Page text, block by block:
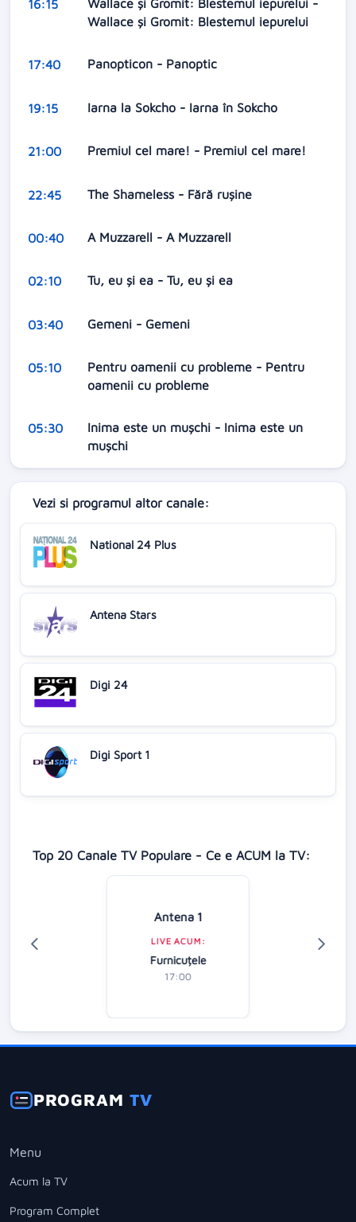
16:15
Wallace și Gromit: Blestemul iepurelui -
Wallace și Gromit: Blestemul iepurelui
17:40 Panopticon - Panoptic
19:15 Iarna la Sokcho - Iarna în Sokcho
21:00 Premiul cel mare! - Premiul cel mare!
22:45 The Shameless - Fără rușine
00:40 A Muzzarell - A Muzzarell
02:10 Tu, eu și ea - Tu, eu și ea
03:40 Gemeni - Gemeni
05:10
Pentru oamenii cu probleme - Pentru
oamenii cu probleme
05:30
Inima este un mușchi - Inima este un
mușchi
Vezi si programul altor canale:
National 24 Plus
Antena Stars
Digi 24
Digi Sport 1
Top 20 Canale TV Populare - Ce e ACUM la TV:
Antena 1
LIVE ACUM:
Furnicuțele
17:00
PROGRAMTV
Menu
Acum la TV
Program Complet